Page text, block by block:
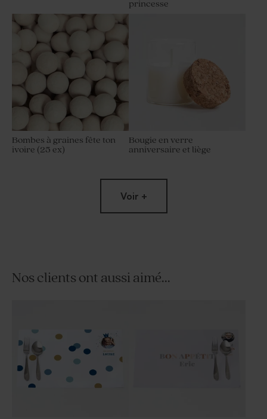
princesse
Bombes à graines fête ton
ivoire (25 ex)
Bougie en verre
anniversaire et liège
Voir +
Nos clients ont aussi aimé...